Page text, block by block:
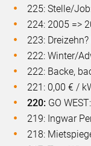
225: Stelle/
224: 2005 =>
223: Dreizehn?
222: Winter/
222: Backe,
221: 0,00 € /
220: GO WEST:
219: Ingwar
218: